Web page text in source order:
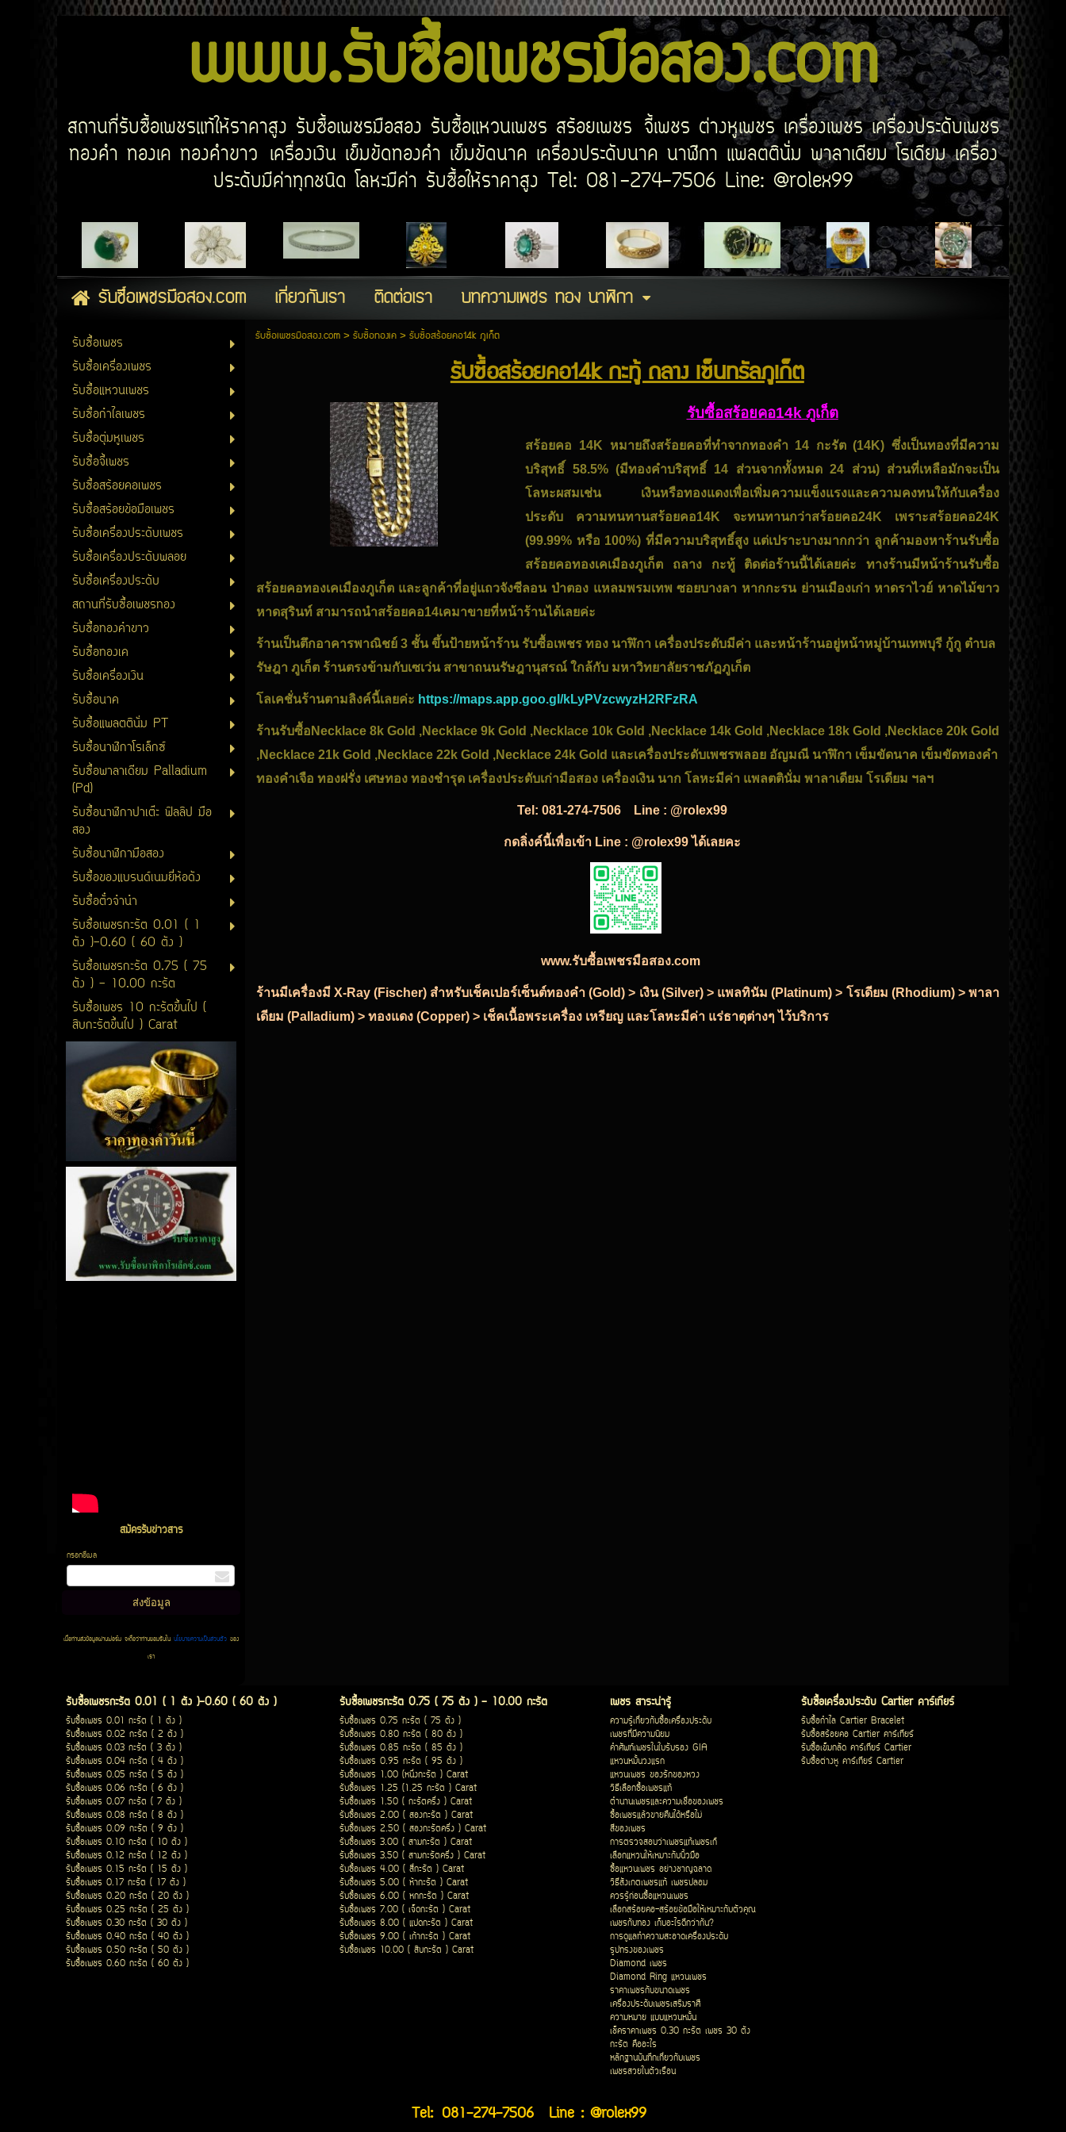
www.รับซื้อเพชรมือสอง.com
สถานที่รับซื้อเพชรแท้ให้ราคาสูง รับซื้อเพชรมือสอง รับซื้อแหวนเพชร สร้อยเพชร จี้เพชร ต่างหูเพชร เครื่องเพชร เครื่องประดับเพชร
ทองคำ ทองเค ทองคำขาว เครื่องเงิน เข็มขัดทองคำ เข็มขัดนาค เครื่องประดับนาค นาฬิกา แพลตตินั่ม พาลาเดียม โรเดียม เครื่อง
ประดับมีค่าทุกชนิด โลหะมีค่า รับซื้อให้ราคาสูง Tel: 081-274-7506 Line: @rolex99
รับซื้อเพชรมือสอง.com เกี่ยวกับเรา ติดต่อเรา บทความเพชร ทอง นาฬิกา
รับซื้อเพชร
รับซื้อเครื่องเพชร
รับซื้อแหวนเพชร
รับซื้อกำไลเพชร
รับซื้อตุ่มหูเพชร
รับซื้อจี้เพชร
รับซื้อสร้อยคอเพชร
รับซื้อสร้อยข้อมือเพชร
รับซื้อเครื่องประดับเพชร
รับซื้อเครื่องประดับพลอย
รับซื้อเครื่องประดับ
สถานที่รับซื้อเพชรทอง
รับซื้อทองคำขาว
รับซื้อทองเค
รับซื้อเครื่องเงิน
รับซื้อนาค
รับซื้อแพลตตินั่ม PT
รับซื้อนาฬิกาโรเล็กซ์
รับซื้อพาลาเดียม Palladium
(Pd)
รับซื้อนาฬิกาปาเต๊ะ ฟิลลิป มือ
สอง
รับซื้อนาฬิกามือสอง
รับซื้อของแบรนด์เนมยี่ห้อดัง
รับซื้อตั๋วจำนำ
รับซื้อเพชรกะรัต 0.01 ( 1
ตัง )-0.60 ( 60 ตัง )
รับซื้อเพชรกะรัต 0.75 ( 75
ตัง ) - 10.00 กะรัต
รับซื้อเพชร 10 กะรัตขึ้นไป (
สิบกะรัตขึ้นไป ) Carat
สมัครรับข่าวสาร
กรอกอีเมล
เมื่อท่านส่งข้อมูลผ่านฟอร์ม จะถือว่าท่านยอมรับในนโยบายความเป็นส่วนตัวของ
เรา
รับซื้อเพชรมือสอง.com> รับซื้อทองเค> รับซื้อสร้อยคอ14k ภูเก็ต
รับซื้อสร้อยคอ14k กะทู้ ถลาง เซ็นทรัลภูเก็ต
รับซื้อสร้อยคอ14k ภูเก็ต
สร้อยคอ 14K หมายถึงสร้อยคอที่ทำจากทองคำ 14 กะรัต (14K) ซึ่งเป็นทองที่มีความ
บริสุทธิ์ 58.5% (มีทองคำบริสุทธิ์ 14 ส่วนจากทั้งหมด 24 ส่วน) ส่วนที่เหลือมักจะเป็น
โลหะผสมเช่น เงินหรือทองแดงเพื่อเพิ่มความแข็งแรงและความคงทนให้กับเครื่อง
ประดับ ความทนทานสร้อยคอ14K จะทนทานกว่าสร้อยคอ24K เพราะสร้อยคอ24K
(99.99% หรือ 100%) ที่มีความบริสุทธิ์สูง แต่เปราะบางมากกว่า ลูกค้ามองหาร้านรับซื้อ
สร้อยคอทองเคเมืองภูเก็ต ถลาง กะทู้ ติดต่อร้านนี้ได้เลยค่ะ ทางร้านมีหน้าร้านรับซื้อ
สร้อยคอทองเคเมืองภูเก็ต และลูกค้าที่อยู่แถวจังซีลอน ป่าตอง แหลมพรมเทพ ซอยบางลา หากกะรน ย่านเมืองเก่า หาดราไวย์ หาดไม้ขาว
หาดสุรินท์ สามารถนำสร้อยคอ14เคมาขายที่หน้าร้านได้เลยค่ะ
ร้านเป็นตึกอาคารพาณิชย์ 3 ชั้น ขึ้นป้ายหน้าร้าน รับซื้อเพชร ทอง นาฬิกา เครื่องประดับมีค่า และหน้าร้านอยู่หน้าหมู่บ้านเทพบุรี กู้กู ตำบล
รัษฎา ภูเก็ต ร้านตรงข้ามกับเซเว่น สาขาถนนรัษฎานุสรณ์ ใกล้กับ มหาวิทยาลัยราชภัฏภูเก็ต
โลเคชั่นร้านตามลิงค์นี้เลยค่ะ https://maps.app.goo.gl/kLyPVzcwyzH2RFzRA
ร้านรับซื้อNecklace 8k Gold ,Necklace 9k Gold ,Necklace 10k Gold ,Necklace 14k Gold ,Necklace 18k Gold ,Necklace 20k Gold
,Necklace 21k Gold ,Necklace 22k Gold ,Necklace 24k Gold และเครื่องประดับเพชรพลอย อัญมณี นาฬิกา เข็มขัดนาค เข็มขัดทองคำ
ทองคำเจือ ทองฝรั่ง เศษทอง ทองชำรุด เครื่องประดับเก่ามือสอง เครื่องเงิน นาก โลหะมีค่า แพลตตินั่ม พาลาเดียม โรเดียม ฯลฯ
Tel:081-274-7506 Line : @rolex99
กดลิ่งค์นี้เพื่อเข้า Line : @rolex99 ได้เลยคะ
www.รับซื้อเพชรมือสอง.com
ร้านมีเครื่องมี X-Ray (Fischer) สำหรับเช็คเปอร์เซ็นต์ทองคำ (Gold) > เงิน (Silver) > แพลทินัม (Platinum) > โรเดียม (Rhodium) > พาลา
เดียม (Palladium) > ทองแดง (Copper) > เช็คเนื้อพระเครื่อง เหรียญ และโลหะมีค่า แร่ธาตุต่างๆ ไว้บริการ
รับซื้อเพชรกะรัต 0.01 ( 1 ตัง )-0.60 ( 60 ตัง )
รับซื้อเพชร 0.01 กะรัต ( 1 ตัง )
รับซื้อเพชร 0.02 กะรัต ( 2 ตัง )
รับซื้อเพชร 0.03 กะรัต ( 3 ตัง )
รับซื้อเพชร 0.04 กะรัต ( 4 ตัง )
รับซื้อเพชร 0.05 กะรัต ( 5 ตัง )
รับซื้อเพชร 0.06 กะรัต ( 6 ตัง )
รับซื้อเพชร 0.07 กะรัต ( 7 ตัง )
รับซื้อเพชร 0.08 กะรัต ( 8 ตัง )
รับซื้อเพชร 0.09 กะรัต ( 9 ตัง )
รับซื้อเพชร 0.10 กะรัต ( 10 ตัง )
รับซื้อเพชร 0.12 กะรัต ( 12 ตัง )
รับซื้อเพชร 0.15 กะรัต ( 15 ตัง )
รับซื้อเพชร 0.17 กะรัต ( 17 ตัง )
รับซื้อเพชร 0.20 กะรัต ( 20 ตัง )
รับซื้อเพชร 0.25 กะรัต ( 25 ตัง )
รับซื้อเพชร 0.30 กะรัต ( 30 ตัง )
รับซื้อเพชร 0.40 กะรัต ( 40 ตัง )
รับซื้อเพชร 0.50 กะรัต ( 50 ตัง )
รับซื้อเพชร 0.60 กะรัต ( 60 ตัง )
รับซื้อเพชรกะรัต 0.75 ( 75 ตัง ) - 10.00 กะรัต
รับซื้อเพชร 0.75 กะรัต ( 75 ตัง )
รับซื้อเพชร 0.80 กะรัต ( 80 ตัง )
รับซื้อเพชร 0.85 กะรัต ( 85 ตัง )
รับซื้อเพชร 0.95 กะรัต ( 95 ตัง )
รับซื้อเพชร 1.00 (หนึ่งกะรัต ) Carat
รับซื้อเพชร 1.25 (1.25 กะรัต ) Carat
รับซื้อเพชร 1.50 ( กะรัตครึ่ง ) Carat
รับซื้อเพชร 2.00 ( สองกะรัต ) Carat
รับซื้อเพชร 2.50 ( สองกะรัตครึ่ง ) Carat
รับซื้อเพชร 3.00 ( สามกะรัต ) Carat
รับซื้อเพชร 3.50 ( สามกะรัตครึ่ง ) Carat
รับซื้อเพชร 4.00 ( สี่กะรัต ) Carat
รับซื้อเพชร 5.00 ( ห้ากะรัต ) Carat
รับซื้อเพชร 6.00 ( หกกะรัต ) Carat
รับซื้อเพชร 7.00 ( เจ็ดกะรัต ) Carat
รับซื้อเพชร 8.00 ( แปดกะรัต ) Carat
รับซื้อเพชร 9.00 ( เก้ากะรัต ) Carat
รับซื้อเพชร 10.00 ( สิบกะรัต ) Carat
เพชร สาระน่ารู้
ความรู้เกี่ยวกับซื้อเครื่องประดับ
เพชรที่มีความนิยม
คำศัพท์เพชรในใบรับรอง GIA
แหวนหมั้นวงแรก
แหวนเพชร ของรักของหวง
วิธีเลือกซื้อเพชรแท้
ตำนานเพชรและความเชื่อของเพชร
ซื้อเพชรแล้วขายคืนได้หรือไม่
สีของเพชร
การตรวจสอบว่าเพชรแท้เพชรเก๊
เลือกแหวนให้เหมาะกับนิ้วมือ
ซื้อแหวนเพชร อย่างชาญฉลาด
วิธีสังเกตเพชรแท้ เพชรปลอม
ควรรู้ก่อนซื้อแหวนเพชร
เลือกสร้อยคอ-สร้อยข้อมือให้เหมาะกับตัวคุณ
เพชรกับทอง เก็บอะไรดีกว่ากัน?
การดูแลทำความสะอาดเครื่องประดับ
รูปทรงของเพชร
Diamond เพชร
Diamond Ring แหวนเพชร
ราคาเพชรกับขนาดเพชร
เครื่องประดับเพชรเสริมราศี
ความหมาย แบบแหวนหมั้น
เช็คราคาเพชร 0.30 กะรัต เพชร 30 ตัง
กะรัต คืออะไร
หลักฐานบันทึกเกี่ยวกับเพชร
เพชรสวยในตัวเรือน
รับซื้อเครื่องประดับ Cartier คาร์เทียร์
รับซื้อกำไล Cartier Bracelet
รับซื้อสร้อยคอ Cartier คาร์เทียร์
รับซื้อเข็มกลัด คาร์เทียร์ Cartier
รับซื้อต่างหู คาร์เทียร์ Cartier
Tel: 081-274-7506
Line : @rolex99